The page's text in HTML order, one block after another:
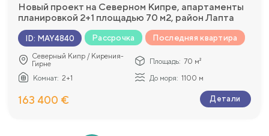
Новый проект на Северном Кипре, апартаменты
планировкой 2+1 площадью 70 м2, район Лапта
ID: MAY4840 Рассрочка Последняя квартира
Северный Кипр / Кирения-
Гирне
Площадь: 70 м²
Комнат: 2+1 До моря: 1100 м
163 400 € Детали